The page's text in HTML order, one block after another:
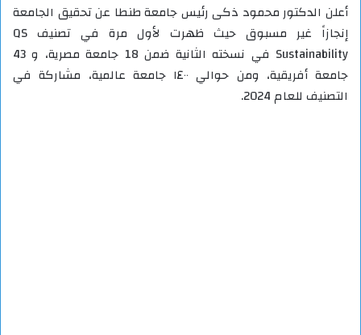
أعلن الدكتور محمود ذكى رئيس جامعة طنطا عن تحقيق الجامعة
إنجازاً غير مسبوق حيث ظهرت لأول مرة في تصنيف QS
Sustainability في نسخته الثانية ضمن 18 جامعة مصرية، و 43
جامعة أفريقية، ومن حوالي ١٤٠٠ جامعة عالمية، مشاركة في
التصنيف للعام 2024.